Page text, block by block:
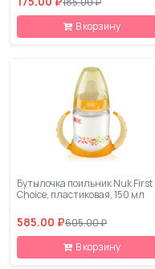
В корзину
Бутылочка поильник Nuk First
Choice, пластиковая, 150 мл
585.00 ₽605.00 ₽
В корзину